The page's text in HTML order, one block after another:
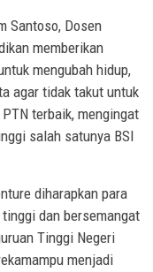
Santoso, Dosen
memberikan
mengubah hidup,
agar tidak takut untuk
terbaik, mengingat
salah satunya BSI
diharapkan para
dan bersemangat
Tinggi Negeri
menjadi